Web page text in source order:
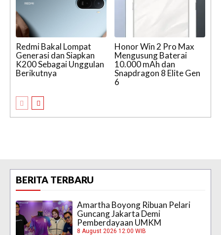
Redmi Bakal Lompat
Generasi dan Siapkan
K200 Sebagai Unggulan
Berikutnya
Honor Win 2 Pro Max
Mengusung Baterai
10.000 mAh dan
Snapdragon 8 Elite Gen
6
BERITA TERBARU
Amartha Boyong Ribuan Pelari
Guncang Jakarta Demi
Pemberdayaan UMKM
8 August 2026 12:00 WIB